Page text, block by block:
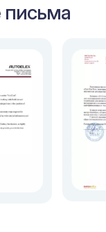
письма